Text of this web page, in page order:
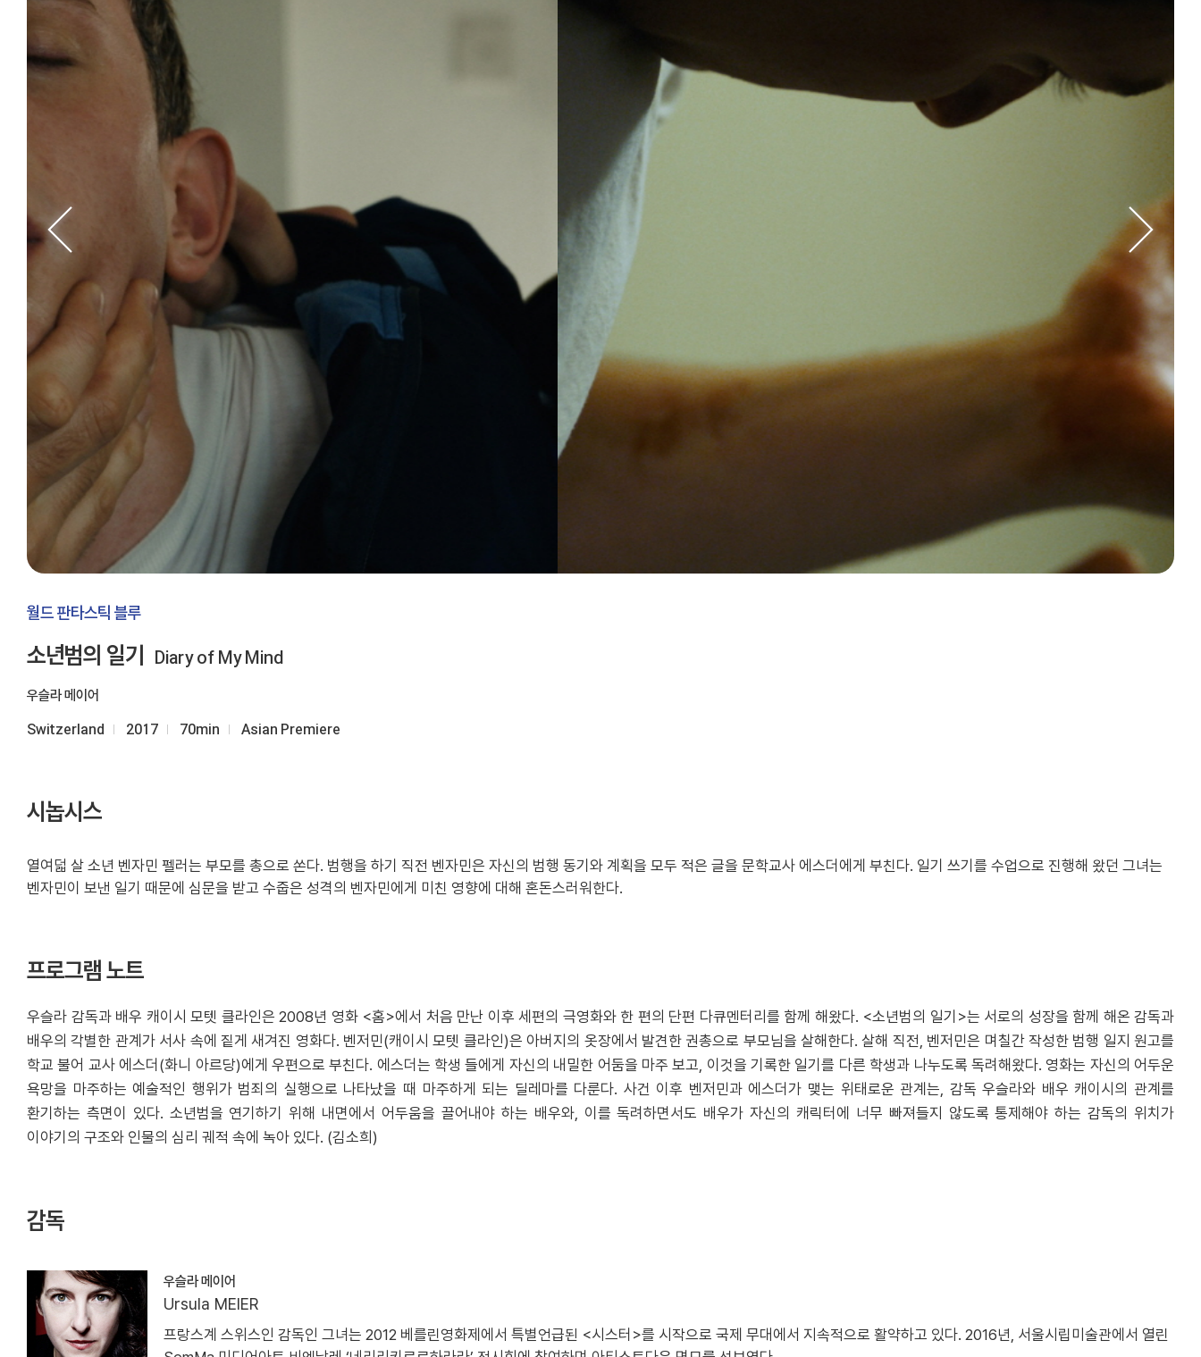
월드 판타스틱 블루
소년범의 일기 Diary of My Mind
우슬라 메이어
Switzerland 2017 70min Asian Premiere
시놉시스
열여덟 살 소년 벤자민 펠러는 부모를 총으로 쏜다. 범행을 하기 직전 벤자민은 자신의 범행 동기와 계획을 모두 적은 글을 문학교사 에스더에게 부친다. 일기 쓰기를 수업으로 진행해 왔던 그녀는
벤자민이 보낸 일기 때문에 심문을 받고 수줍은 성격의 벤자민에게 미친 영향에 대해 혼돈스러워한다.
프로그램 노트
우슬라 감독과 배우 캐이시 모텟 클라인은 2008년 영화 <홈>에서 처음 만난 이후 세편의 극영화와 한 편의 단편 다큐멘터리를 함께 해왔다. <소년범의 일기>는 서로의 성장을 함께 해온 감독과
배우의 각별한 관계가 서사 속에 짙게 새겨진 영화다. 벤저민(캐이시 모텟 클라인)은 아버지의 옷장에서 발견한 권총으로 부모님을 살해한다. 살해 직전, 벤저민은 며칠간 작성한 범행 일지 원고를
학교 불어 교사 에스더(화니 아르당)에게 우편으로 부친다. 에스더는 학생 들에게 자신의 내밀한 어둠을 마주 보고, 이것을 기록한 일기를 다른 학생과 나누도록 독려해왔다. 영화는 자신의 어두운
욕망을 마주하는 예술적인 행위가 범죄의 실행으로 나타났을 때 마주하게 되는 딜레마를 다룬다. 사건 이후 벤저민과 에스더가 맺는 위태로운 관계는, 감독 우슬라와 배우 캐이시의 관계를
환기하는 측면이 있다. 소년범을 연기하기 위해 내면에서 어두움을 끌어내야 하는 배우와, 이를 독려하면서도 배우가 자신의 캐릭터에 너무 빠져들지 않도록 통제해야 하는 감독의 위치가
이야기의 구조와 인물의 심리 궤적 속에 녹아 있다. (김소희)
감독
우슬라 메이어
Ursula MEIER
프랑스계 스위스인 감독인 그녀는 2012 베를린영화제에서 특별언급된 <시스터>를 시작으로 국제 무대에서 지속적으로 활약하고 있다. 2016년, 서울시립미술관에서 열린